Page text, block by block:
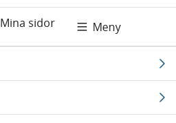
Mina sidor Meny